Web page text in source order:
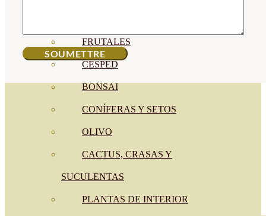
FRUTALES
CÉSPED
BONSAI
CONÍFERAS Y SETOS
OLIVO
CACTUS, CRASAS Y
SUCULENTAS
PLANTAS DE INTERIOR